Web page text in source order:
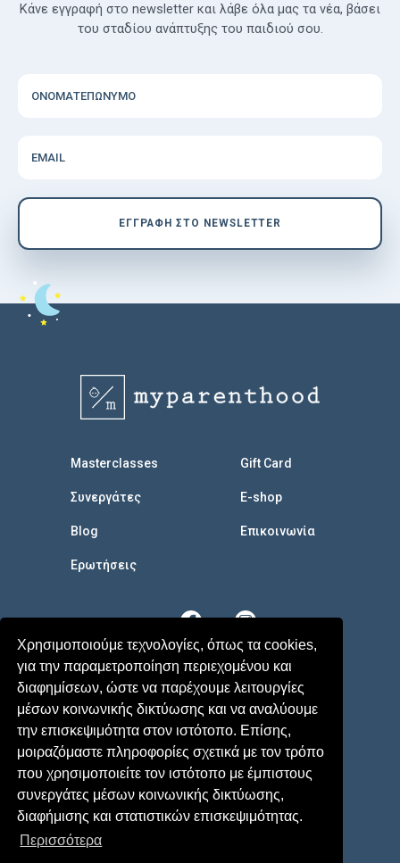
Χρησιμοποιούμε τεχνολογίες, όπως τα cookies,
για την παραμετροποίηση περιεχομένου και
διαφημίσεων, ώστε να παρέχουμε λειτουργίες
μέσων κοινωνικής δικτύωσης και να αναλύουμε
την επισκεψιμότητα στον ιστότοπο. Επίσης,
μοιραζόμαστε πληροφορίες σχετικά με τον τρόπο
που χρησιμοποιείτε τον ιστότοπο με έμπιστους
συνεργάτες μέσων κοινωνικής δικτύωσης,
διαφήμισης και στατιστικών επισκεψιμότητας.
Περισσότερα
Κάνε εγγραφή στο newsletter και λάβε όλα μας τα νέα, βάσει
του σταδίου ανάπτυξης του παιδιού σου.
ΟΝΟΜΑΤΕΠΩΝΥΜΟ
EMAIL
EΓΓΡΑΦΗ ΣΤΟ NEWSLETTER
Masterclasses
Συνεργάτες
Blog
Eρωτήσεις
Gift Card
E-shop
Επικοινωνία
Terms-Privacy Policy